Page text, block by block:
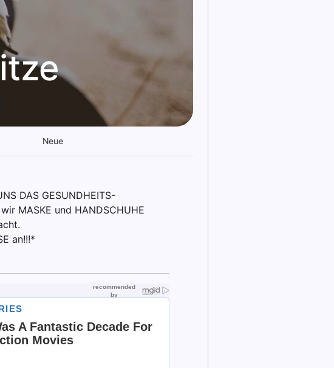
Neue
DAS GESUNDHEITS-
MASKE und HANDSCHUHE
an!!!*